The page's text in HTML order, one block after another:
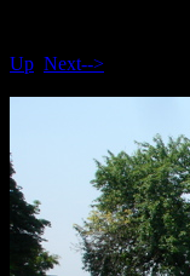
Up Next-->